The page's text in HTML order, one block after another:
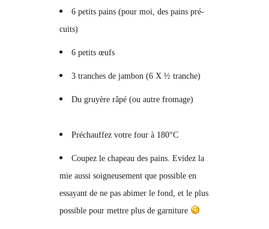
6 petits pains (pour moi, des pains pré-
cuits)
6 petits œufs
3 tranches de jambon (6 X ½ tranche)
Du gruyère râpé (ou autre fromage)
Préchauffez votre four à 180°C
Coupez le chapeau des pains. Evidez la
mie aussi soigneusement que possible en
essayant de ne pas abimer le fond, et le plus
possible pour mettre plus de garniture